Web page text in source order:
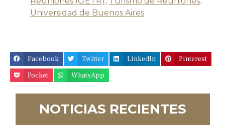
Universidad de Buenos Aires
Facebook Twitter LinkedIn
Pinterest
Pocket
WhatsApp
NOTICIAS RECIENTES